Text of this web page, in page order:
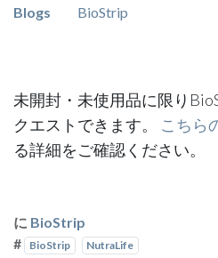
Blogs
BioStrip
未開封・未使用品に限り
クエストできます。 こちら
る詳細をご確認ください。
に BioStrip
#
BioStrip NutraLife